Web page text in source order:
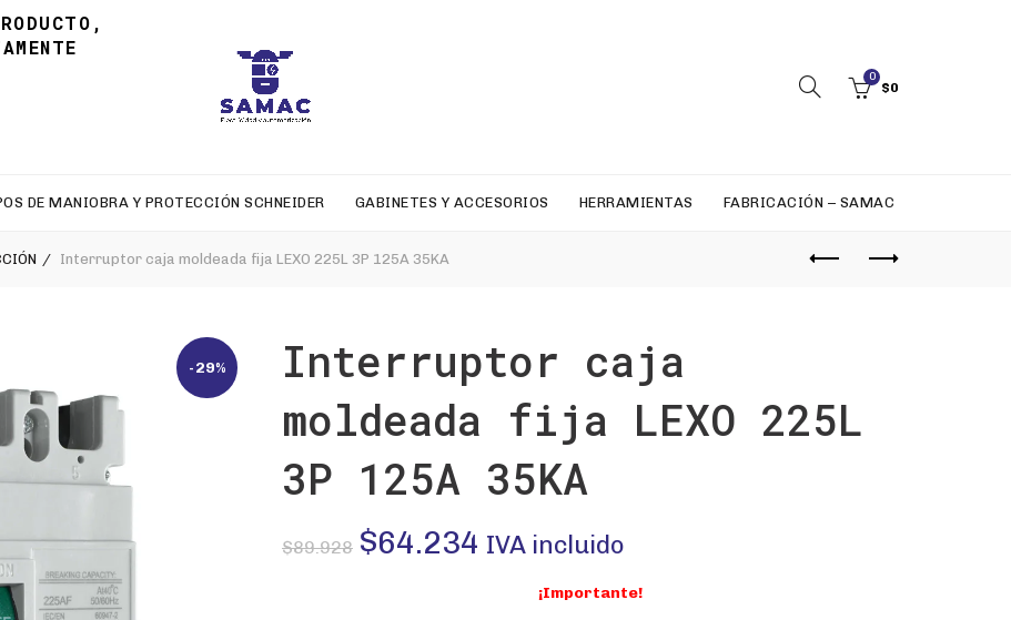
0
$0
DE MANIOBRA Y PROTECCIÓN SCHNEIDER GABINETES Y ACCESORIOS HERRAMIENTAS FABRICACIÓN – SAMAC
Interruptor caja moldeada fija LEXO 225L 3P 125A 35KA
-29%
Interruptor caja
moldeada fija LEXO 225L
3P 125A 35KA
$89.928 El
$64.234 El
precio
IVA incluido
¡Importante!